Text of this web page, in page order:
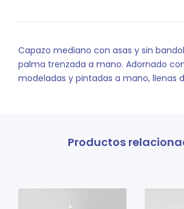
Capazo mediano con asas y sin
palma trenzada a mano. Adornado
modeladas y pintadas a mano, llenas
Productos